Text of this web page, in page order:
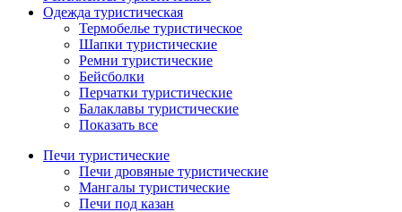
Одежда туристическая
Термобелье туристическое
Шапки туристические
Ремни туристические
Бейсболки
Перчатки туристические
Балаклавы туристические
Показать все
Печи туристические
Печи дровяные туристические
Мангалы туристические
Печи под казан